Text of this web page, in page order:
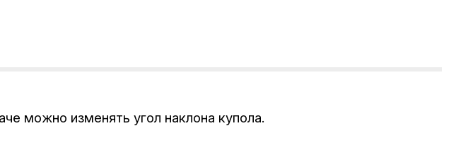
можно изменять угол наклона купола.